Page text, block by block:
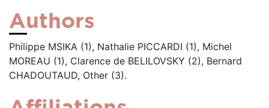
Authors
Philippe MSIKA (1), Nathalie PICCARDI (1), Michel
MOREAU (1), Clarence de BELILOVSKY (2), Bernard
CHADOUTAUD, Other (3).